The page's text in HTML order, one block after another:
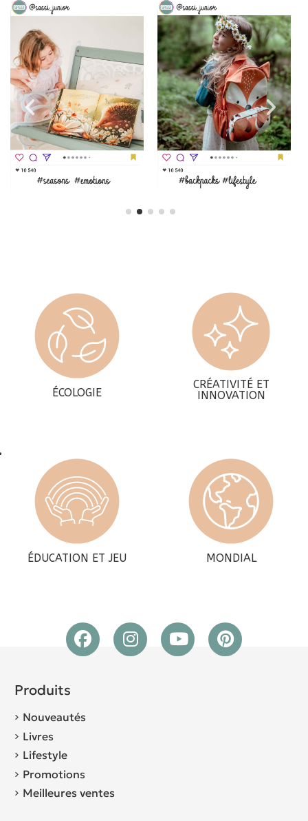
ÉCOLOGIE
CRÉATIVITÉ ET
INNOVATION
ÉDUCATION ET JEU MONDIAL
Produits
Nouveautés
Livres
Lifestyle
Promotions
Meilleures ventes